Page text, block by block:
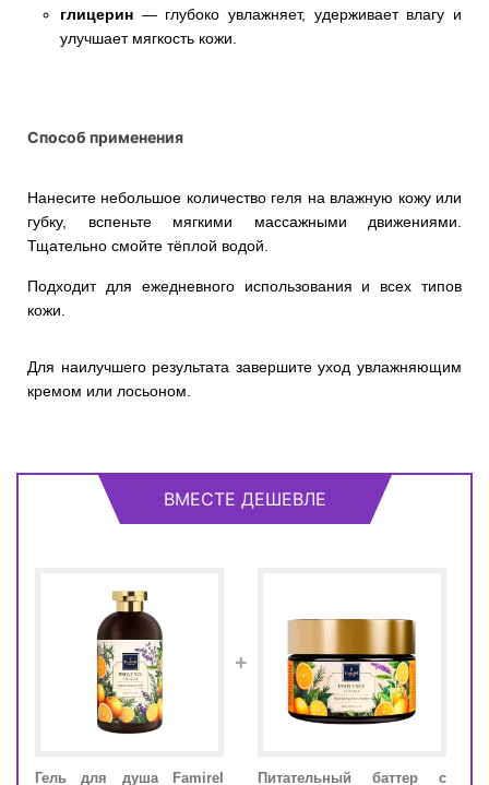
глицерин — глубоко увлажняет, удерживает влагу и
улучшает мягкость кожи.
Способ применения
Нанесите небольшое количество геля на влажную кожу или
губку, вспеньте мягкими массажными движениями.
Тщательно смойте тёплой водой.
Подходит для ежедневного использования и всех типов
кожи.
Для наилучшего результата завершите уход увлажняющим
кремом или лосьоном.
ВМЕСТЕ ДЕШЕВЛЕ
Гель для душа Famirel
+
Питательный баттер с